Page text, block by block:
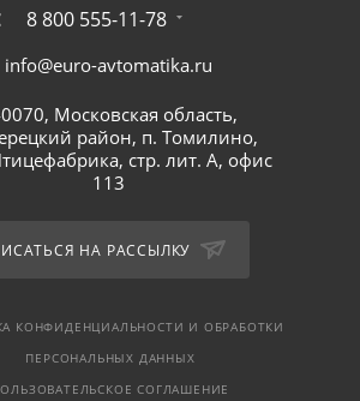
8 800 555-11-78
info@euro-avtomatika.ru
Московская область,
район, п. Томилино,
стр. лит. А, офис
113
НА РАССЫЛКУ
КОНФИДЕНЦИАЛЬНОСТИ И ОБРАБОТКИ
ПЕРСОНАЛЬНЫХ ДАННЫХ
СОГЛАШЕНИЕ